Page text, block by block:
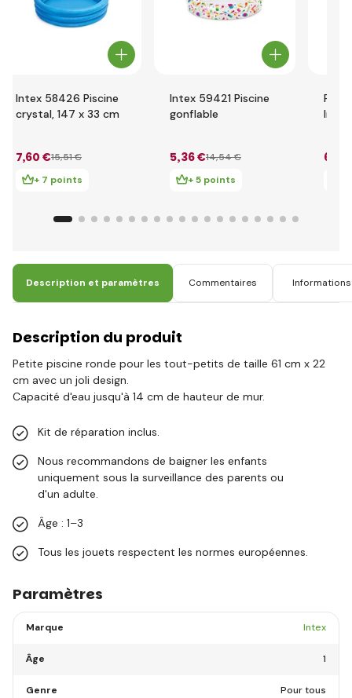
Intex 58426 Piscine
crystal, 147 x 33 cm
7,60 €15,51 €
+ 7 points
Intex 59421 Piscine
gonflable
5,36 €14,54 €
+ 5 points
6
Description et paramètres Commentaires
Description du produit
Petite piscine ronde pour les tout-petits de taille 61 cm x 22
cm avec un joli design.
Capacité d'eau jusqu'à 14 cm de hauteur de mur.
Kit de réparation inclus.
Nous recommandons de baigner les enfants
uniquement sous la surveillance des parents ou
d'un adulte.
Âge : 1–3
Tous les jouets respectent les normes européennes.
Paramètres
Marque Intex
Âge 1
Genre Pour tous